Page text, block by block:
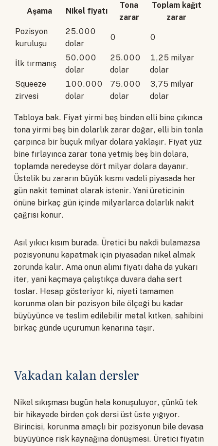
Aşama Nikel fiyatı
Tona
zarar
Toplam kağıt
zarar
Pozisyon
kuruluşu
25.000
dolar
0 0
İlk tırmanış
50.000
dolar
25.000
dolar
1,25 milyar
dolar
Squeeze
zirvesi
100.000
dolar
75.000
dolar
3,75 milyar
dolar
Tabloya bak. Fiyat yirmi beş binden elli bine çıkınca
tona yirmi beş bin dolarlık zarar doğar, elli bin tonla
çarpınca bir buçuk milyar dolara yaklaşır. Fiyat yüz
bine fırlayınca zarar tona yetmiş beş bin dolara,
toplamda neredeyse dört milyar dolara dayanır.
Üstelik bu zararın büyük kısmı vadeli piyasada her
gün nakit teminat olarak istenir. Yani üreticinin
önüne birkaç gün içinde milyarlarca dolarlık nakit
çağrısı konur.
Asıl yıkıcı kısım burada. Üretici bu nakdi bulamazsa
pozisyonunu kapatmak için piyasadan nikel almak
zorunda kalır. Ama onun alımı fiyatı daha da yukarı
iter, yani kaçmaya çalıştıkça duvara daha sert
toslar. Hesap gösteriyor ki, niyeti tamamen
korunma olan bir pozisyon bile ölçeği bu kadar
büyüyünce ve teslim edilebilir metal kıtken, sahibini
birkaç günde uçurumun kenarına taşır.
Vakadan kalan dersler
Nikel sıkışması bugün hala konuşuluyor, çünkü tek
bir hikayede birden çok dersi üst üste yığıyor.
Birincisi, korunma amaçlı bir pozisyonun bile devasa
büyüyünce risk kaynağına dönüşmesi. Üretici fiyatın